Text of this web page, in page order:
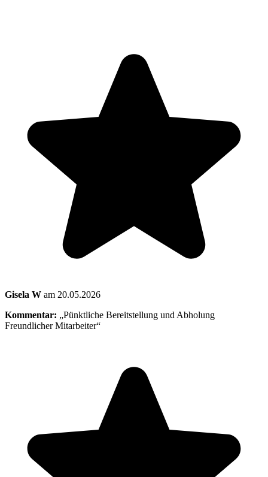
Gisela W am 20.05.2026
Kommentar: „Pünktliche Bereitstellung und Abholung
Freundlicher Mitarbeiter“